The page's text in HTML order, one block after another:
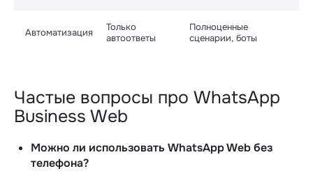
Автоматизация
Только
автоответы
Полноценные
сценарии, боты
Частые вопросы про WhatsApp
Business Web
Можно ли использовать WhatsApp Web без
телефона?